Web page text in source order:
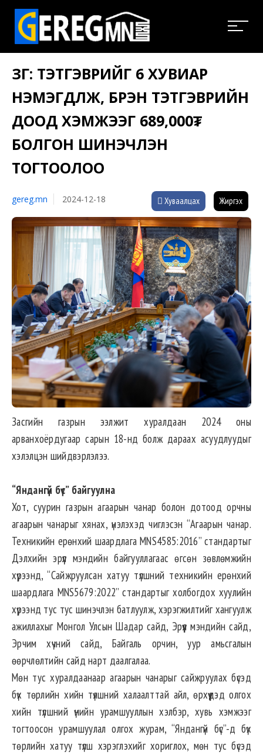
ЗГ: ТЭТГЭВРИЙГ 6 ХУВИАР
НЭМЭГДҮҮЛЖ, БҮРЭН ТЭТГЭВРИЙН
ДООД ХЭМЖЭЭГ 689,000₮
БОЛГОН ШИНЭЧЛЭН
ТОГТООЛОО
gereg.mn 2024-12-18 Хуваалцах Жиргэх
Засгийн газрын ээлжит хуралдаан 2024 оны
арванхоёрдугаар сарын 18-нд болж дараах асуудлуудыг
хэлэлцэн шийдвэрлэлээ.
“Яндангүй бүс” байгуулна
Хот, суурин газрын агаарын чанар болон дотоод орчны
агаарын чанарыг хянах, үнэлэхэд чиглэсэн “Агаарын чанар.
Техникийн ерөнхий шаардлага MNS4585:2016” стандартыг
Дэлхийн эрүүл мэндийн байгууллагаас өгсөн зөвлөмжийн
хүрээнд, “Сайжруулсан хатуу түлшний техникийн ерөнхий
шаардлага MNS5679:2022” стандартыг холбогдох хуулийн
хүрээнд тус тус шинэчлэн батлуулж, хэрэгжилтийг хангуулж
ажиллахыг Монгол Улсын Шадар сайд, Эрүүл мэндийн сайд,
Эрчим хүчний сайд, Байгаль орчин, уур амьсгалын
өөрчлөлтийн сайд нарт даалгалаа.
Мөн тус хуралдаанаар агаарын чанарыг сайжруулах бүсэд
бүх төрлийн хийн түлшний халаалттай айл, өрхүүдэд олгох
хийн түлшний үнийн урамшууллын хэлбэр, хувь хэмжээг
тогтоосон урамшуулал олгох журам, “Яндангүй бүс”-д бүх
төрлийн хатуу түлш хэрэглэхийг хориглох, мөн тус бүсэд